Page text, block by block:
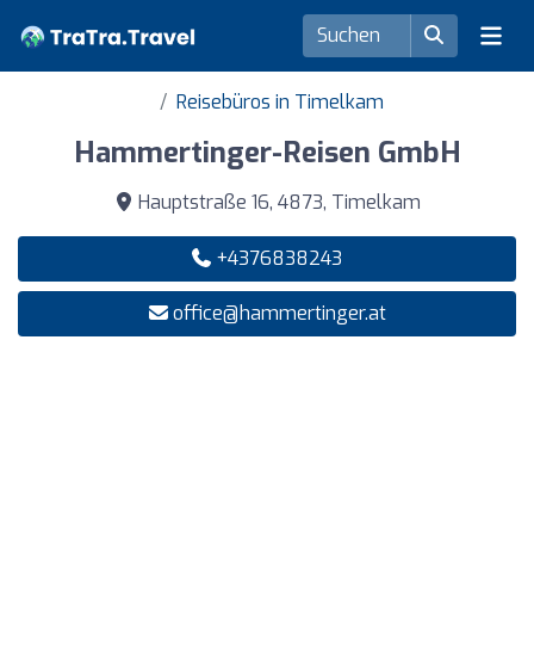
Reisebüros in Timelkam
Hammertinger-Reisen GmbH
Hauptstraße 16, 4873, Timelkam
+4376838243
office@hammertinger.at